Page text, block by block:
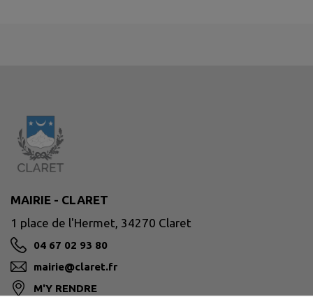
MAIRIE - CLARET
1 place de l'Hermet, 34270 Claret
04 67 02 93 80
mairie@claret.fr
M'Y RENDRE